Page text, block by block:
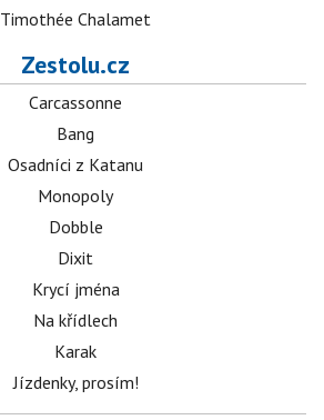
Timothée Chalamet
Zestolu.cz
Carcassonne
Bang
Osadníci z Katanu
Monopoly
Dobble
Dixit
Krycí jména
Na křídlech
Karak
Jízdenky, prosím!